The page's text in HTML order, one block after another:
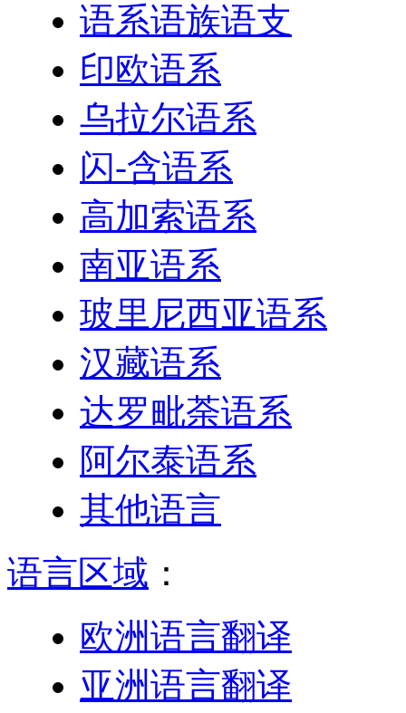
语系语族语支
印欧语系
乌拉尔语系
闪-含语系
高加索语系
南亚语系
玻里尼西亚语系
汉藏语系
达罗毗荼语系
阿尔泰语系
其他语言
语言区域 ：
欧洲语言翻译
亚洲语言翻译